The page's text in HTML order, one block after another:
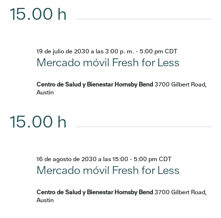
15.00 h
Mercado móvil Fresh for Less
19 de julio de 2030 a las 3:00 p. m. -5:00 pm CDT
Centro de Salud y Bienestar Hornsby Bend3700 Gilbert Road,
Austin
15.00 h
Mercado móvil Fresh for Less
16 de agosto de 2030 a las 15:00-5:00 pm CDT
Centro de Salud y Bienestar Hornsby Bend3700 Gilbert Road,
Austin